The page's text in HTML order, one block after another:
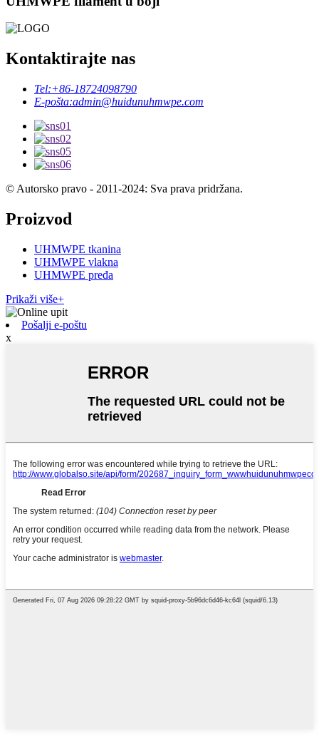
Kontaktirajte nas
Tel:+86-18724098790
E-pošta:admin@huidunuhmwpe.com
© Autorsko pravo - 2011-2024: Sva prava pridržana.
Proizvod
UHMWPE tkanina
UHMWPE vlakna
UHMWPE pređa
Prikaži više+
Pošalji e-poštu
x